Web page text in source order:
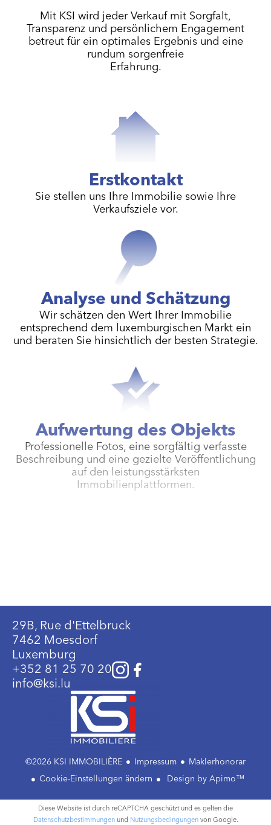
Mit KSI wird jeder Verkauf mit Sorgfalt,
Transparenz und persönlichem Engagement
betreut für ein optimales Ergebnis und eine
rundum sorgenfreie
Erfahrung.
Erstkontakt
Sie stellen uns Ihre Immobilie sowie Ihre
Verkaufsziele vor.
Analyse und Schätzung
Wir schätzen den Wert Ihrer Immobilie
entsprechend dem luxemburgischen Markt ein
und beraten Sie hinsichtlich der besten Strategie.
Aufwertung des Objekts
Professionelle Fotos, eine sorgfältig verfasste
Beschreibung und eine gezielte Veröffentlichung
auf den leistungsstärksten
Immobilienplattformen.
Wir organisieren die Besichtigungen, wählen
potenzielle Käufer aus und verhandeln in Ihrem
Interesse.
Unterzeichnung und
Begleitung bis zur
Beurkundung
Wir koordinieren alle behördlichen und
notariellen Schritte bis zur offiziellen
Schlüsselübergabe.
29B, Rue d'Ettelbruck
7462 Moesdorf
Luxemburg
+352 81 25 70 20
info@ksi.lu
©2026 KSI IMMOBILIÈRE Impressum
Maklerhonorar
Cookie-Einstellungen ändern
Design by Apimo™
Diese Website ist durch reCAPTCHA geschützt und es gelten die
Datenschutzbestimmungenund Nutzungsbedingungenvon Google.